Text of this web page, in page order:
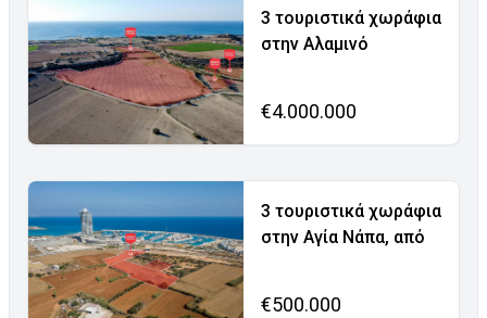
3 τουριστικά χωράφια
στην Αλαμινό
€4.000.000
3 τουριστικά χωράφια
στην Αγία Νάπα, από
€500.000